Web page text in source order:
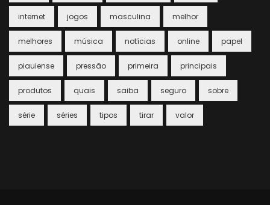
internet jogos masculina melhor
melhores música notícias online papel
piauiense pressão primeira principais
produtos quais saiba seguro sobre
série séries tipos tirar valor